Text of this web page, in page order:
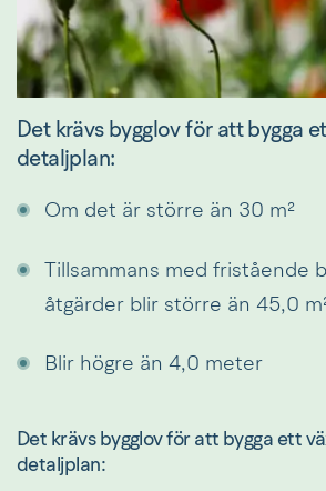
Det krävs bygglov för att bygga
detaljplan:
Om det är större än 30 m²
Tillsammans med fristående
åtgärder blir större än 45,0
Blir högre än 4,0 meter
Det krävs bygglov för att bygga ett
detaljplan: